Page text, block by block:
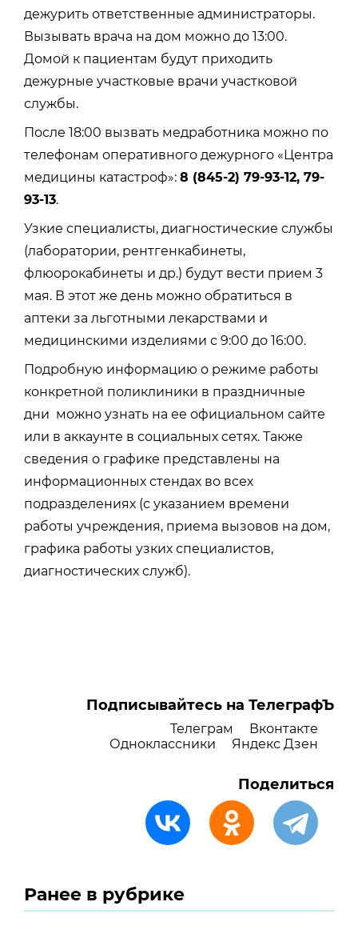
дежурить ответственные администраторы.
Вызывать врача на дом можно до 13:00.
Домой к пациентам будут приходить
дежурные участковые врачи участковой
службы.
После 18:00 вызвать медработника можно по
телефонам оперативного дежурного «Центра
медицины катастроф»: 8 (845-2) 79-93-12, 79-
93-13.
Узкие специалисты, диагностические службы
(лаборатории, рентгенкабинеты,
флюорокабинеты и др.) будут вести прием 3
мая. В этот же день можно обратиться в
аптеки за льготными лекарствами и
медицинскими изделиями с 9:00 до 16:00.
Подробную информацию о режиме работы
конкретной поликлиники в праздничные
дни можно узнать на ее официальном сайте
или в аккаунте в социальных сетях. Также
сведения о графике представлены на
информационных стендах во всех
подразделениях (с указанием времени
работы учреждения, приема вызовов на дом,
графика работы узких специалистов,
диагностических служб).
Подписывайтесь на ТелеграфЪ
Телеграм
Вконтакте
Одноклассники
Яндекс Дзен
Поделиться
Ранее в рубрике